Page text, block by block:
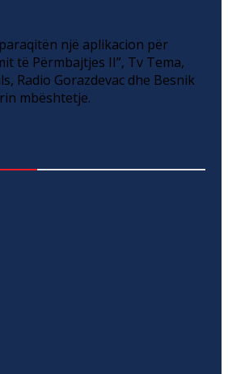
një aplikacion për
të Përmbajtjes II”, Tv Tema,
Radio Gorazdevac dhe Besnik
mbështetje.